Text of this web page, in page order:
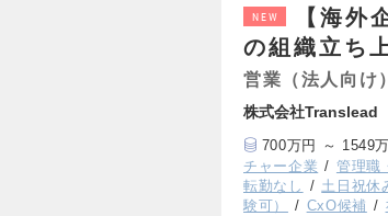
NEW
【海外
の組織立ち
営業（法人向け）
株式会社Translead
700万円 ～ 1549
チャー企業
管理職
転勤なし
土日祝休
験可）
CxO候補